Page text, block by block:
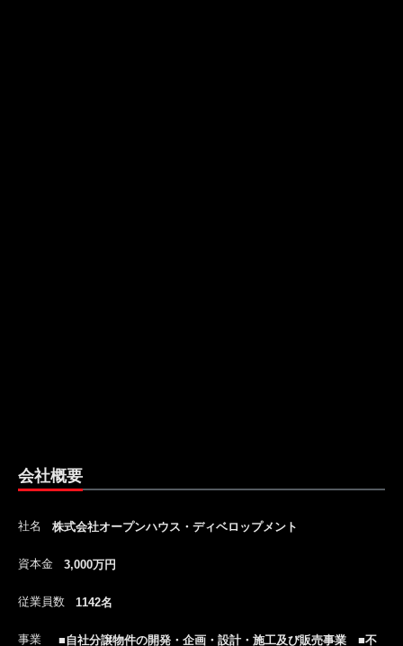
会社概要
社名 株式会社オープンハウス・ディベロップメント
資本金 3,000万円
従業員数 1142名
事業
■自社分譲物件の開発・企画・設計・施工及び販売事業 ■不